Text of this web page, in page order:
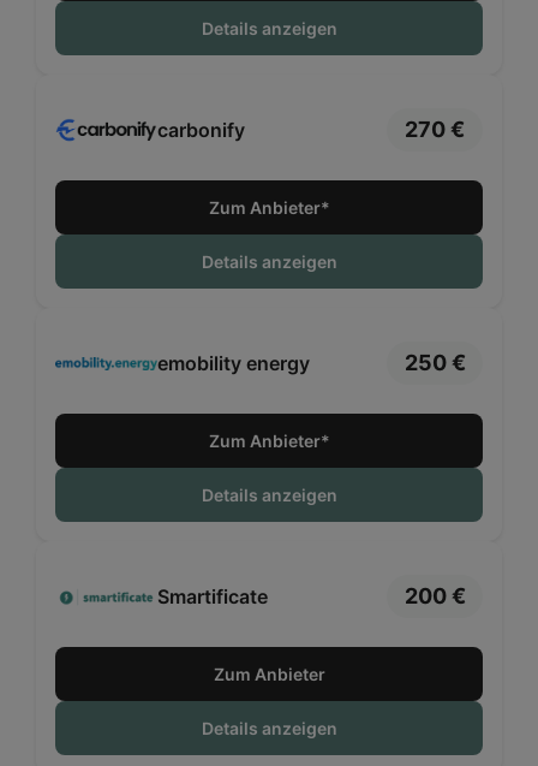
Details anzeigen
carbonify 270 €
Zum Anbieter*
Details anzeigen
emobility energy 250 €
Zum Anbieter*
Details anzeigen
Smartificate 200 €
Zum Anbieter
Details anzeigen